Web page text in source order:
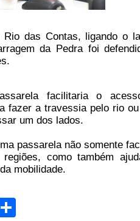
das Contas, ligando o
da Pedra foi
facilitaria o
fazer a travessia pelo rio
um dos lados.
passarela não somente
como também
mobilidade.
Copy